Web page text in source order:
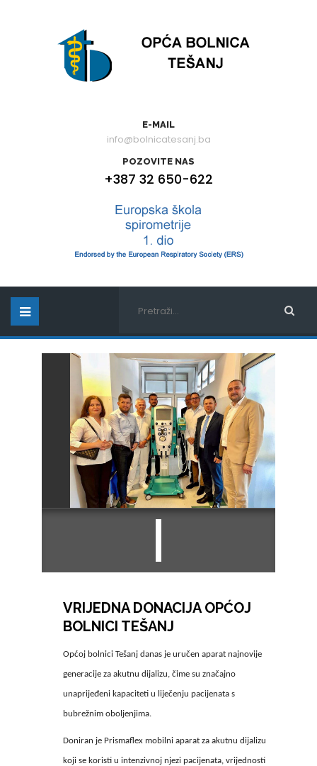
E-MAIL
info@bolnicatesanj.ba
POZOVITE NAS
+387 32 650-622
VRIJEDNA DONACIJA OPĆOJ
BOLNICI TEŠANJ
Općoj bolnici Tešanj danas je uručen aparat najnovije
generacije za akutnu dijalizu, čime su značajno
unaprijeđeni kapaciteti u liječenju pacijenata s
bubrežnim oboljenjima.
Doniran je Prismaflex mobilni aparat za akutnu dijalizu
koji se koristi u intenzivnoj njezi pacijenata, vrijednosti